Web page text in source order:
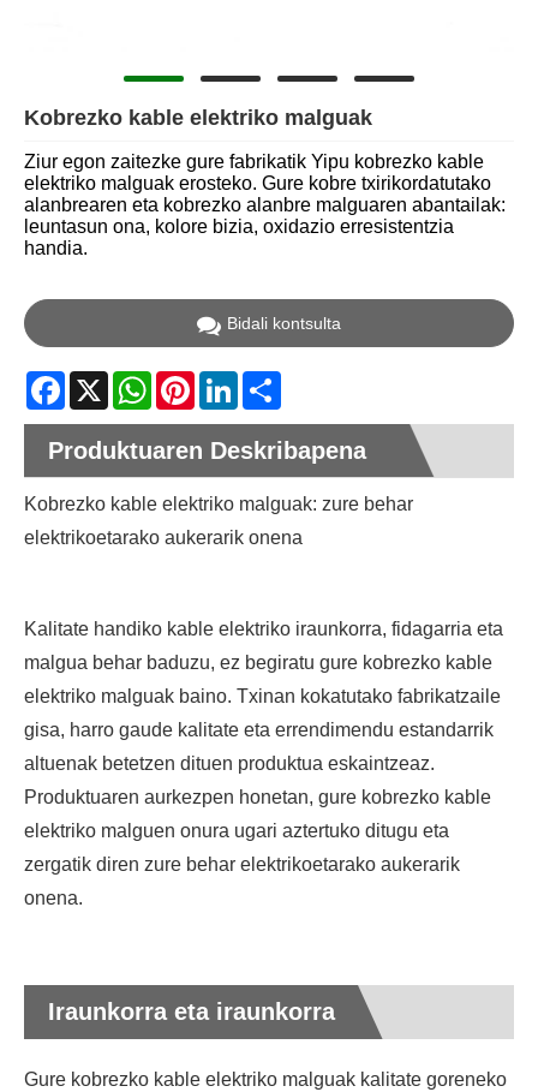
Kobrezko kable elektriko malguak
Ziur egon zaitezke gure fabrikatik Yipu kobrezko kable
elektriko malguak erosteko. Gure kobre txirikordatutako
alanbrearen eta kobrezko alanbre malguaren abantailak:
leuntasun ona, kolore bizia, oxidazio erresistentzia
handia.
Bidali kontsulta
Facebook
X WhatsApp
PinterestLinkedIn
Produktuaren Deskribapena
Kobrezko kable elektriko malguak: zure behar
elektrikoetarako aukerarik onena
Kalitate handiko kable elektriko iraunkorra, fidagarria eta
malgua behar baduzu, ez begiratu gure kobrezko kable
elektriko malguak baino. Txinan kokatutako fabrikatzaile
gisa, harro gaude kalitate eta errendimendu estandarrik
altuenak betetzen dituen produktua eskaintzeaz.
Produktuaren aurkezpen honetan, gure kobrezko kable
elektriko malguen onura ugari aztertuko ditugu eta
zergatik diren zure behar elektrikoetarako aukerarik
onena.
Iraunkorra eta iraunkorra
Gure kobrezko kable elektriko malguak kalitate goreneko